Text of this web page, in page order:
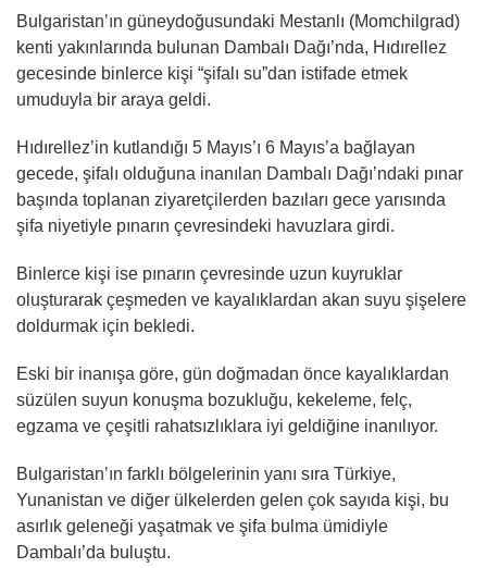
Bulgaristan’ın güneydoğusundaki Mestanlı (Momchilgrad)
kenti yakınlarında bulunan Dambalı Dağı’nda, Hıdırellez
gecesinde binlerce kişi “şifalı su”dan istifade etmek
umuduyla bir araya geldi.
Hıdırellez’in kutlandığı 5 Mayıs’ı 6 Mayıs’a bağlayan
gecede, şifalı olduğuna inanılan Dambalı Dağı’ndaki pınar
başında toplanan ziyaretçilerden bazıları gece yarısında
şifa niyetiyle pınarın çevresindeki havuzlara girdi.
Binlerce kişi ise pınarın çevresinde uzun kuyruklar
oluşturarak çeşmeden ve kayalıklardan akan suyu şişelere
doldurmak için bekledi.
Eski bir inanışa göre, gün doğmadan önce kayalıklardan
süzülen suyun konuşma bozukluğu, kekeleme, felç,
egzama ve çeşitli rahatsızlıklara iyi geldiğine inanılıyor.
Bulgaristan’ın farklı bölgelerinin yanı sıra Türkiye,
Yunanistan ve diğer ülkelerden gelen çok sayıda kişi, bu
asırlık geleneği yaşatmak ve şifa bulma ümidiyle
Dambalı’da buluştu.